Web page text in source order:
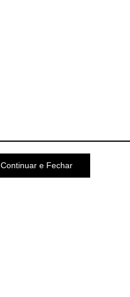
Continuar e Fechar